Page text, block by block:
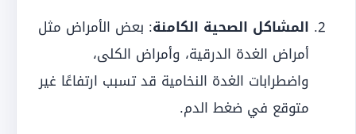
المشاكل الصحية الكامنة: بعض الأمراض مثل
أمراض الغدة الدرقية، وأمراض الكلى،
واضطرابات الغدة النخامية قد تسبب ارتفاعًا غير
متوقع في ضغط الدم.